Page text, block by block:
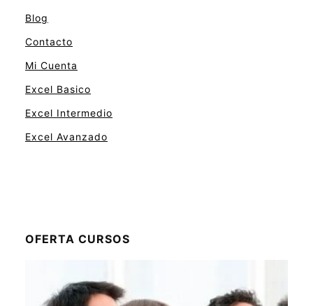
Blog
Contacto
Mi Cuenta
Excel Basico
Excel Intermedio
Excel Avanzado
OFERTA CURSOS